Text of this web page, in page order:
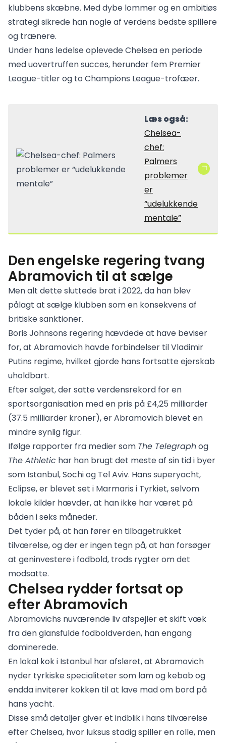
klubbens skæbne. Med dybe lommer og en ambitiøs
strategi sikrede han nogle af verdens bedste spillere
og trænere.
Under hans ledelse oplevede Chelsea en periode
med uovertruffen succes, herunder fem Premier
League-titler og to Champions League-trofæer.
Læs også:
Chelsea-
chef:
Palmers
problemer
er
“udelukkende
mentale”
Den engelske regering tvang
Abramovich til at sælge
Men alt dette sluttede brat i 2022, da han blev
pålagt at sælge klubben som en konsekvens af
britiske sanktioner.
Boris Johnsons regering hævdede at have beviser
for, at Abramovich havde forbindelser til Vladimir
Putins regime, hvilket gjorde hans fortsatte ejerskab
uholdbart.
Efter salget, der satte verdensrekord for en
sportsorganisation med en pris på £4,25 milliarder
(37.5 milliarder kroner), er Abramovich blevet en
mindre synlig figur.
Ifølge rapporter fra medier som The Telegraphog
The Athletic har han brugt det meste af sin tid i byer
som Istanbul, Sochi og Tel Aviv. Hans superyacht,
Eclipse, er blevet set i Marmaris i Tyrkiet, selvom
lokale kilder hævder, at han ikke har været på
båden i seks måneder.
Det tyder på, at han fører en tilbagetrukket
tilværelse, og der er ingen tegn på, at han forsøger
at geninvestere i fodbold, trods rygter om det
modsatte.
Chelsea rydder fortsat op
efter Abramovich
Abramovichs nuværende liv afspejler et skift væk
fra den glansfulde fodboldverden, han engang
dominerede.
En lokal kok i Istanbul har afsløret, at Abramovich
nyder tyrkiske specialiteter som lam og kebab og
endda inviterer kokken til at lave mad om bord på
hans yacht.
Disse små detaljer giver et indblik i hans tilværelse
efter Chelsea, hvor luksus stadig spiller en rolle, men